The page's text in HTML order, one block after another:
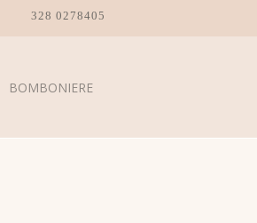
328 0278405
BOMBONIERE